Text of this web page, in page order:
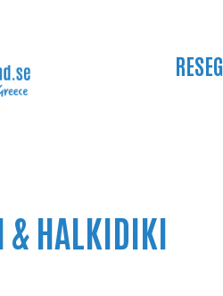
& HALKIDIKI